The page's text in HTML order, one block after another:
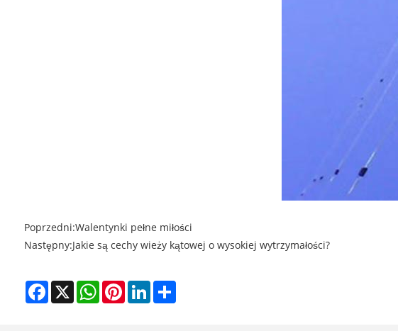
Poprzedni:Walentynki pełne miłości
Następny:Jakie są cechy wieży kątowej o wysokiej wytrzymałości?
Facebook
X WhatsAppPinterestLinkedInShare